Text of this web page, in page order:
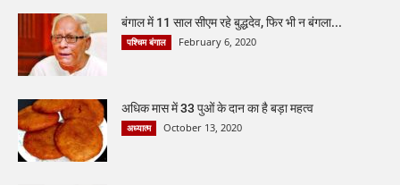
बंगाल में 11 साल सीएम रहे बुद्धदेव, फिर भी न बंगला...
पश्चिम बंगाल February 6, 2020
अधिक मास में 33 पुओं के दान का है बड़ा महत्व
अध्यात्म October 13, 2020